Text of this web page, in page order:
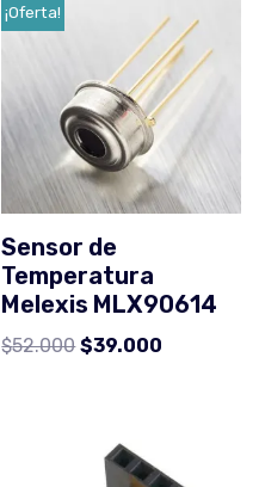
¡Oferta!
Sensor de
Temperatura
Melexis MLX90614
$52.000 $39.000